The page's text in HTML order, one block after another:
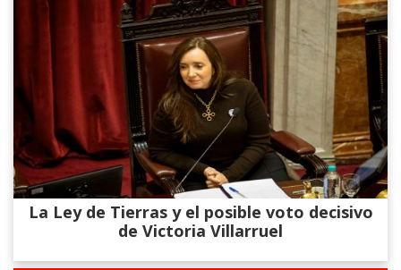
La Ley de Tierras y el posible voto decisivo
de Victoria Villarruel